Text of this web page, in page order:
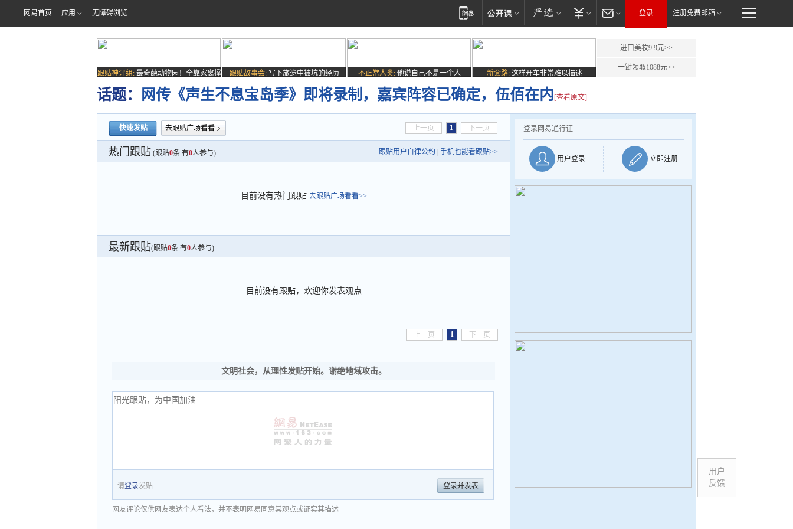
网易首页 应用 无障碍浏览 登录 注册免费邮箱
跟贴神评组: 最奇葩动物园！全靠家禽撑
场子
跟贴故事会: 写下旅途中被坑的经历 不正常人类: 他说自己不是一个人 新套路: 这样开车非常难以描述
进口美妆9.9元>>
一键领取1088元>>
话题： 网传《声生不息宝岛季》即将录制，嘉宾阵容已确定，伍佰在内 [查看原文]
快速发贴 去跟贴广场看看 上一页 1 下一页
热门跟贴 (跟贴0条 有0人参与) 跟贴用户自律公约 手机也能看跟贴>>
目前没有热门跟贴 去跟贴广场看看>>
最新跟贴(跟贴0条 有0人参与)
目前没有跟贴，欢迎你发表观点
上一页 1 下一页
文明社会，从理性发贴开始。谢绝地域攻击。
请登录发贴 登录并发表
网友评论仅供网友表达个人看法，并不表明网易同意其观点或证实其描述
登录网易通行证
用户登录 立即注册
用户
反馈